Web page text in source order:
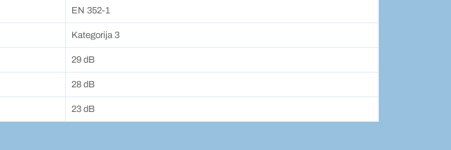
EN 352-1
Kategorija 3
29 dB
28 dB
23 dB